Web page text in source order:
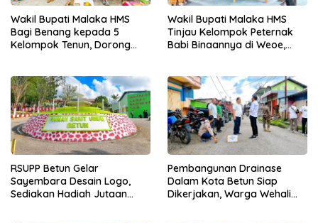
Wakil Bupati Malaka HMS
Bagi Benang kepada 5
Kelompok Tenun, Dorong
Wakil Bupati Malaka HMS
Tinjau Kelompok Peternak
Babi Binaannya di Weoe,
RSUPP Betun Gelar
Sayembara Desain Logo,
Sediakan Hadiah Jutaan
Pembangunan Drainase
Dalam Kota Betun Siap
Dikerjakan, Warga Wehali